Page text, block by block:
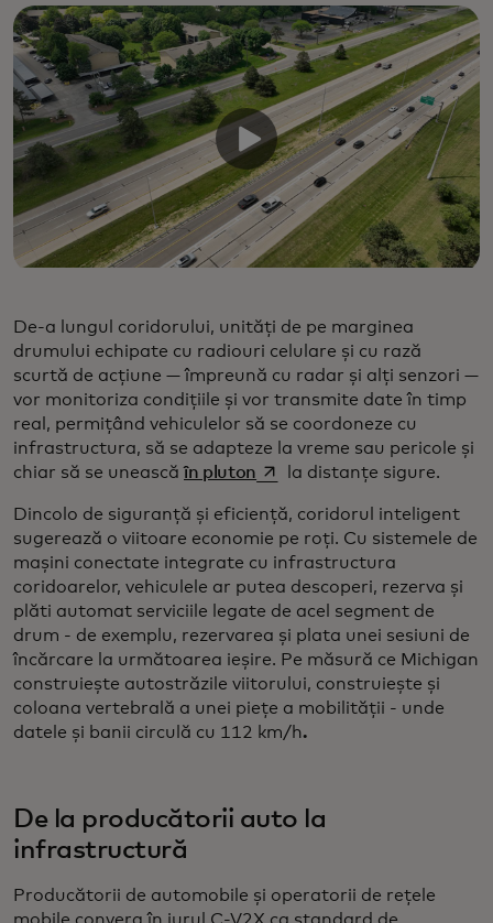
De-a lungul coridorului, unități de pe marginea
drumului echipate cu radiouri celulare și cu rază
scurtă de acțiune — împreună cu radar și alți senzori —
vor monitoriza condițiile și vor transmite date în timp
real, permițând vehiculelor să se coordoneze cu
infrastructura, să se adapteze la vreme sau pericole și
chiar să se uneascăîn pluton opens in a new tab
la distanțe sigure.
Dincolo de siguranță și eficiență, coridorul inteligent
sugerează o viitoare economie pe roți. Cu sistemele de
mașini conectate integrate cu infrastructura
coridoarelor, vehiculele ar putea descoperi, rezerva și
plăti automat serviciile legate de acel segment de
drum - de exemplu, rezervarea și plata unei sesiuni de
încărcare la următoarea ieșire. Pe măsură ce Michigan
construiește autostrăzile viitorului, construiește și
coloana vertebrală a unei piețe a mobilității - unde
datele și banii circulă cu 112 km/h.
De la producătorii auto la
infrastructură
Producătorii de automobile și operatorii de rețele